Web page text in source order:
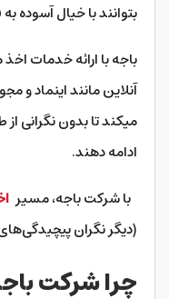
بتوانند با خیال آسوده
باجه با ارائه خدمات
آنلاین مانند اینماد
میکند تا بدون نگرانی
ادامه دهند.
با شرکت باجه، مسیر
(دیگر نگران
چرا شرکت